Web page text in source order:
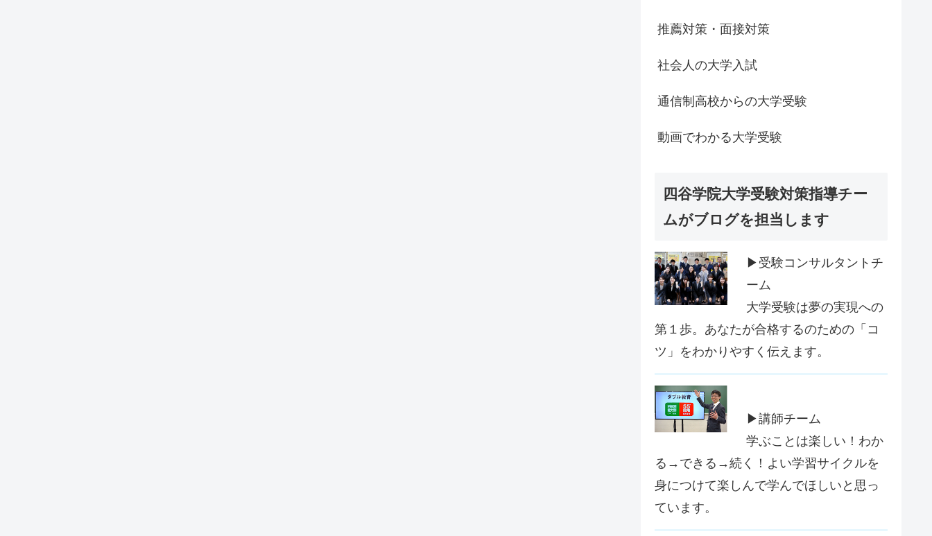
推薦対策・面接対策
社会人の大学入試
通信制高校からの大学受験
動画でわかる大学受験
四谷学院大学受験対策指導チー
ムがブログを担当します
▶受験コンサルタントチ
ーム
大学受験は夢の実現への
第１歩。あなたが合格するのための「コ
ツ」をわかりやすく伝えます。
▶講師チーム
学ぶことは楽しい！わか
る→できる→続く！よい学習サイクルを
身につけて楽しんで学んでほしいと思っ
ています。